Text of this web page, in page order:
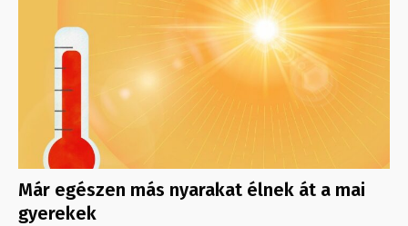
Már egészen más nyarakat élnek át a mai
gyerekek